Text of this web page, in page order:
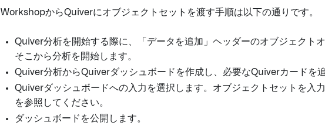
WorkshopからQuiverにオブジェクトセットを渡す手順は以下の通りです。
Quiver分析を開始する際に、「データを追加」ヘッダーのオブジェクト
そこから分析を開始します。
Quiver分析からQuiverダッシュボードを作成し、必要なQuiverカードを追
Quiverダッシュボードへの入力を選択します。オブジェクトセットを入
を参照してください。
ダッシュボードを公開します。